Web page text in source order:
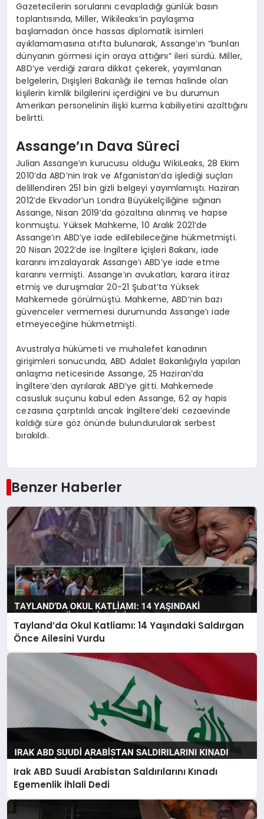
Gazetecilerin sorularını cevapladığı günlük basın
toplantısında, Miller, Wikileaks’in paylaşıma
başlamadan önce hassas diplomatik isimleri
ayıklamamasına atıfta bulunarak, Assange’ın “bunları
dünyanın görmesi için oraya attığını” ileri sürdü. Miller,
ABD’ye verdiği zarara dikkat çekerek, yayımlanan
belgelerin, Dışişleri Bakanlığı ile temas halinde olan
kişilerin kimlik bilgilerini içerdiğini ve bu durumun
Amerikan personelinin ilişki kurma kabiliyetini azalttığını
belirtti.
Assange’ın Dava Süreci
Julian Assange’ın kurucusu olduğu WikiLeaks, 28 Ekim
2010’da ABD’nin Irak ve Afganistan’da işlediği suçları
delillendiren 251 bin gizli belgeyi yayımlamıştı. Haziran
2012’de Ekvador’un Londra Büyükelçiliğine sığınan
Assange, Nisan 2019’da gözaltına alınmış ve hapse
konmuştu. Yüksek Mahkeme, 10 Aralık 2021’de
Assange’ın ABD’ye iade edilebileceğine hükmetmişti.
20 Nisan 2022’de ise İngiltere İçişleri Bakanı, iade
kararını imzalayarak Assange’ı ABD’ye iade etme
kararını vermişti. Assange’ın avukatları, karara itiraz
etmiş ve duruşmalar 20-21 Şubat’ta Yüksek
Mahkemede görülmüştü. Mahkeme, ABD’nin bazı
güvenceler vermemesi durumunda Assange’ı iade
etmeyeceğine hükmetmişti.
Avustralya hükümeti ve muhalefet kanadının
girişimleri sonucunda, ABD Adalet Bakanlığıyla yapılan
anlaşma neticesinde Assange, 25 Haziran’da
İngiltere’den ayrılarak ABD’ye gitti. Mahkemede
casusluk suçunu kabul eden Assange, 62 ay hapis
cezasına çarptırıldı ancak İngiltere’deki cezaevinde
kaldığı süre göz önünde bulundurularak serbest
bırakıldı.
Benzer Haberler
Tayland’da Okul Katliamı: 14 Yaşındaki Saldırgan
Önce Ailesini Vurdu
Irak ABD Suudi Arabistan Saldırılarını Kınadı
Egemenlik İhlali Dedi